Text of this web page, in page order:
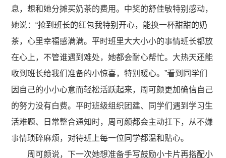
息，想和她分摊买奶茶的费用。中奖的舒佳敏特别感动，
她说：“抢到班长的红包我特别开心，能换一杯甜甜的奶
茶，心里幸福感满满。平时班里大大小小的事情班长都放
在心上，不管谁遇到难处，她都会耐心帮忙。大热天还能
收到班长给我们准备的小惊喜，特别暖心。”看到同学们
因自己的小小心意而轻松活跃起来，周可颜更加确信自己
的努力没有白费。平时班级组织团建、同学们遇到学习生
活难题、日常整合通知时，周可颜都会主动扛下，从不嫌
事情琐碎麻烦，对待班上每一位同学都温和贴心。
周可颜说，下一次她想准备手写鼓励小卡片再搭配小